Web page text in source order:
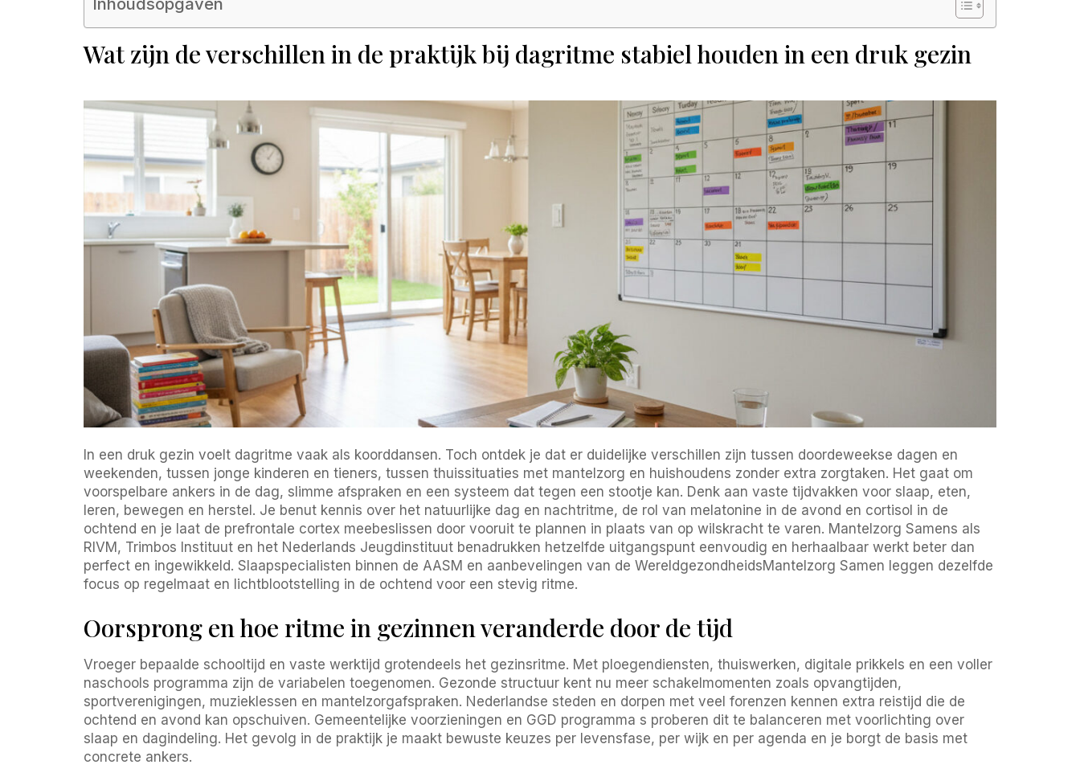
Wat zijn de verschillen in de praktijk bij dagritme stabiel houden in een druk gezin
In een druk gezin voelt dagritme vaak als koorddansen. Toch ontdek je dat er duidelijke verschillen zijn tussen doordeweekse dagen en
weekenden, tussen jonge kinderen en tieners, tussen thuissituaties met mantelzorg en huishoudens zonder extra zorgtaken. Het gaat om
voorspelbare ankers in de dag, slimme afspraken en een systeem dat tegen een stootje kan. Denk aan vaste tijdvakken voor slaap, eten,
leren, bewegen en herstel. Je benut kennis over het natuurlijke dag en nachtritme, de rol van melatonine in de avond en cortisol in de
ochtend en je laat de prefrontale cortex meebeslissen door vooruit te plannen in plaats van op wilskracht te varen. Mantelzorg Samens als
RIVM, Trimbos Instituut en het Nederlands Jeugdinstituut benadrukken hetzelfde uitgangspunt eenvoudig en herhaalbaar werkt beter dan
perfect en ingewikkeld. Slaapspecialisten binnen de AASM en aanbevelingen van de WereldgezondheidsMantelzorg Samen leggen dezelfde
focus op regelmaat en lichtblootstelling in de ochtend voor een stevig ritme.
Oorsprong en hoe ritme in gezinnen veranderde door de tijd
Vroeger bepaalde schooltijd en vaste werktijd grotendeels het gezinsritme. Met ploegendiensten, thuiswerken, digitale prikkels en een voller
naschools programma zijn de variabelen toegenomen. Gezonde structuur kent nu meer schakelmomenten zoals opvangtijden,
sportverenigingen, muzieklessen en mantelzorgafspraken. Nederlandse steden en dorpen met veel forenzen kennen extra reistijd die de
ochtend en avond kan opschuiven. Gemeentelijke voorzieningen en GGD programma s proberen dit te balanceren met voorlichting over
slaap en dagindeling. Het gevolg in de praktijk je maakt bewuste keuzes per levensfase, per wijk en per agenda en je borgt de basis met
concrete ankers.